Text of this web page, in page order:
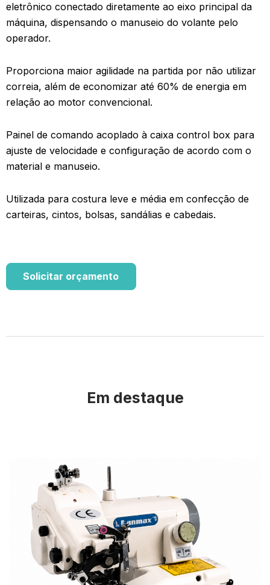
eletrônico conectado diretamente ao eixo principal da
máquina, dispensando o manuseio do volante pelo
operador.
Proporciona maior agilidade na partida por não utilizar
correia, além de economizar até 60% de energia em
relação ao motor convencional.
Painel de comando acoplado à caixa control box para
ajuste de velocidade e configuração de acordo com o
material e manuseio.
Utilizada para costura leve e média em confecção de
carteiras, cintos, bolsas, sandálias e cabedais.
Solicitar orçamento
Em destaque